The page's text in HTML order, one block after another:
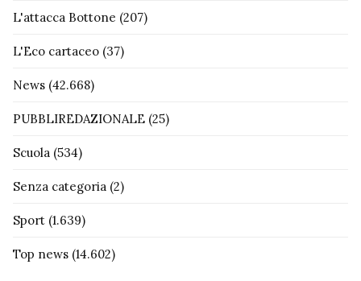
L'attacca Bottone (207)
L'Eco cartaceo (37)
News (42.668)
PUBBLIREDAZIONALE (25)
Scuola (534)
Senza categoria (2)
Sport (1.639)
Top news (14.602)